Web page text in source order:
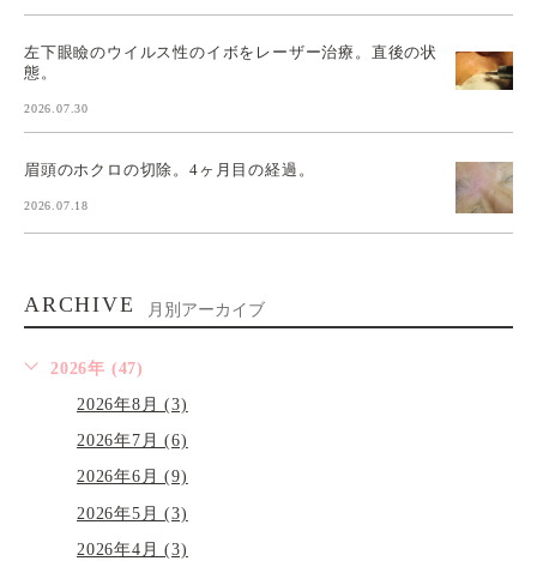
左下眼瞼のウイルス性のイボをレーザー治療。直後の状
態。
2026.07.30
眉頭のホクロの切除。4ヶ月目の経過。
2026.07.18
ARCHIVE 月別アーカイブ
2026年 (47)
2026年8月 (3)
2026年7月 (6)
2026年6月 (9)
2026年5月 (3)
2026年4月 (3)